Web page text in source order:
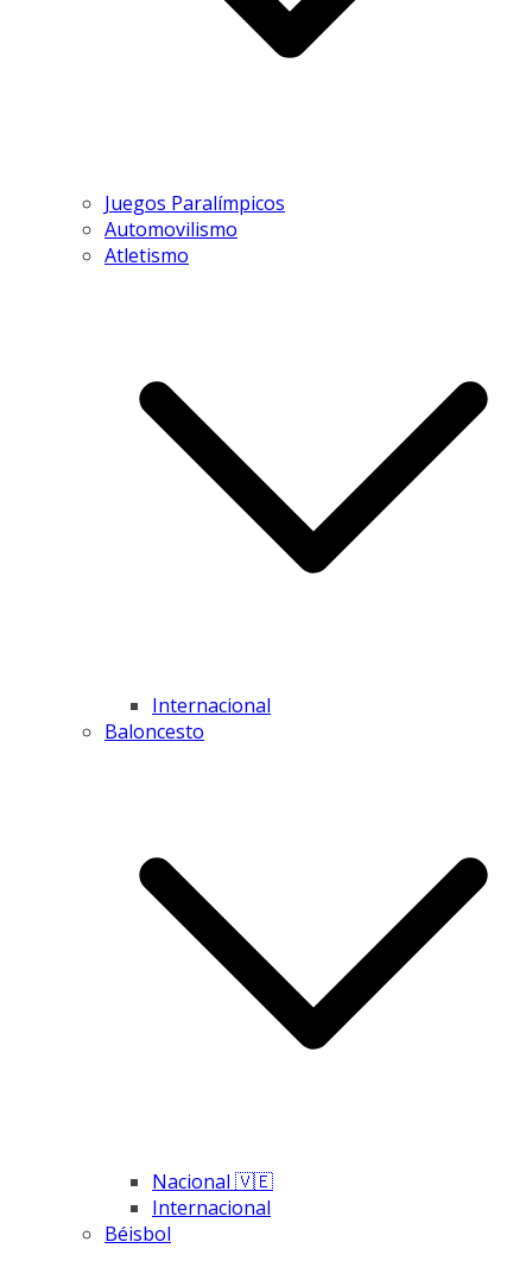
Juegos Paralímpicos
Automovilismo
Atletismo
Internacional
Baloncesto
Nacional 🇻🇪
Internacional
Béisbol